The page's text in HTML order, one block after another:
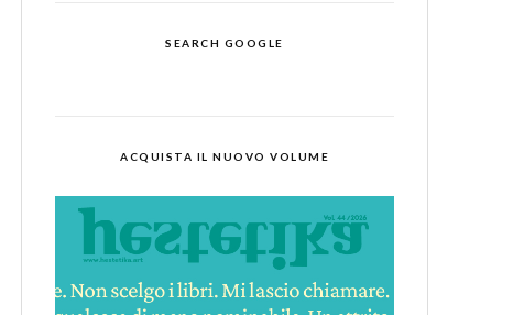
SEARCH GOOGLE
ACQUISTA IL NUOVO VOLUME